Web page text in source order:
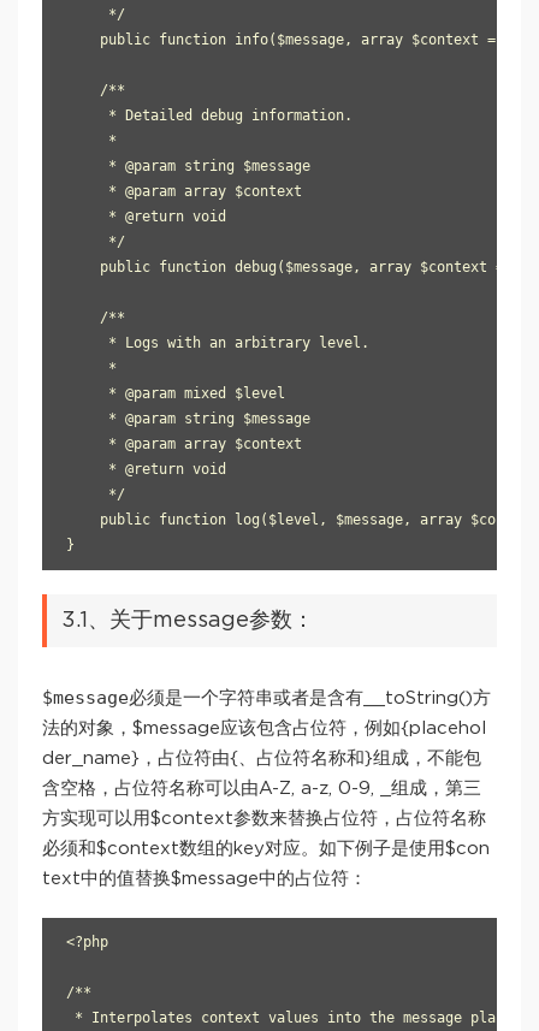
     */
public function info($message, array $context =
    /**
     * Detailed debug information.
     *
     * @param string $message
     * @param array $context
     * @return void
     */
public function debug($message, array $context =
    /**
     * Logs with an arbitrary level.
     *
     * @param mixed $level
     * @param string $message
     * @param array $context
     * @return void
     */
public function log($level, $message, array
3.1、关于message参数：
$message必须是一个字符串或者是含有__toString()方
法的对象，$message应该包含占位符，例如{placehol
der_name}，占位符由{、占位符名称和}组成，不能包
含空格，占位符名称可以由A-Z, a-z, 0-9, _组成，第三
方实现可以用$context参数来替换占位符，占位符名称
必须和$context数组的key对应。如下例子是使用$con
text中的值替换$message中的占位符：
<?php
/**
* Interpolates context values into the message